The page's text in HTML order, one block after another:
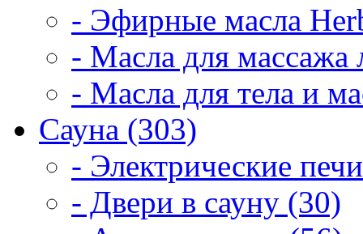
- Эфирные масла
- Масла для массажа
- Масла для тела и
Сауна (303)
- Электрические
- Двери в сауну (30)